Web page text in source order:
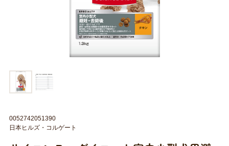
0052742051390
日本ヒルズ・コルゲート